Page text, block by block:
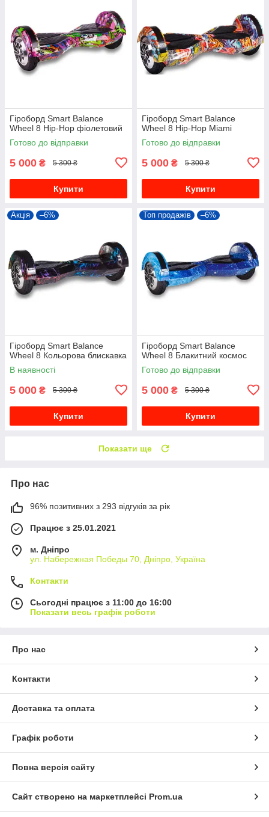
Гіроборд Smart Balance
Wheel 8 Hip-Hop фіолетовий
Готово до відправки
5 000 ₴ 5 300 ₴
Купити
Гіроборд Smart Balance
Wheel 8 Hip-Hop Miami
Готово до відправки
5 000 ₴ 5 300 ₴
Купити
Акція –6%
Гіроборд Smart Balance
Wheel 8 Кольорова блискавка
В наявності
5 000 ₴ 5 300 ₴
Купити
Топ продажів –6%
Гіроборд Smart Balance
Wheel 8 Блакитний космос
Готово до відправки
5 000 ₴ 5 300 ₴
Купити
Показати ще
Про нас
96% позитивних з 293 відгуків за рік
Працює з 25.01.2021
м. Дніпро
ул. Набережная Победы 70, Дніпро, Україна
Контакти
Сьогодні працює з 11:00 до 16:00
Показати весь графік роботи
Про нас
Контакти
Доставка та оплата
Графік роботи
Повна версія сайту
Сайт створено на маркетплейсі Prom.ua